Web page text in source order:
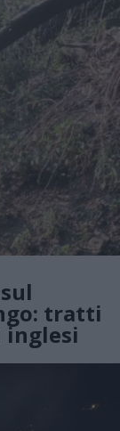
tratti
inglesi